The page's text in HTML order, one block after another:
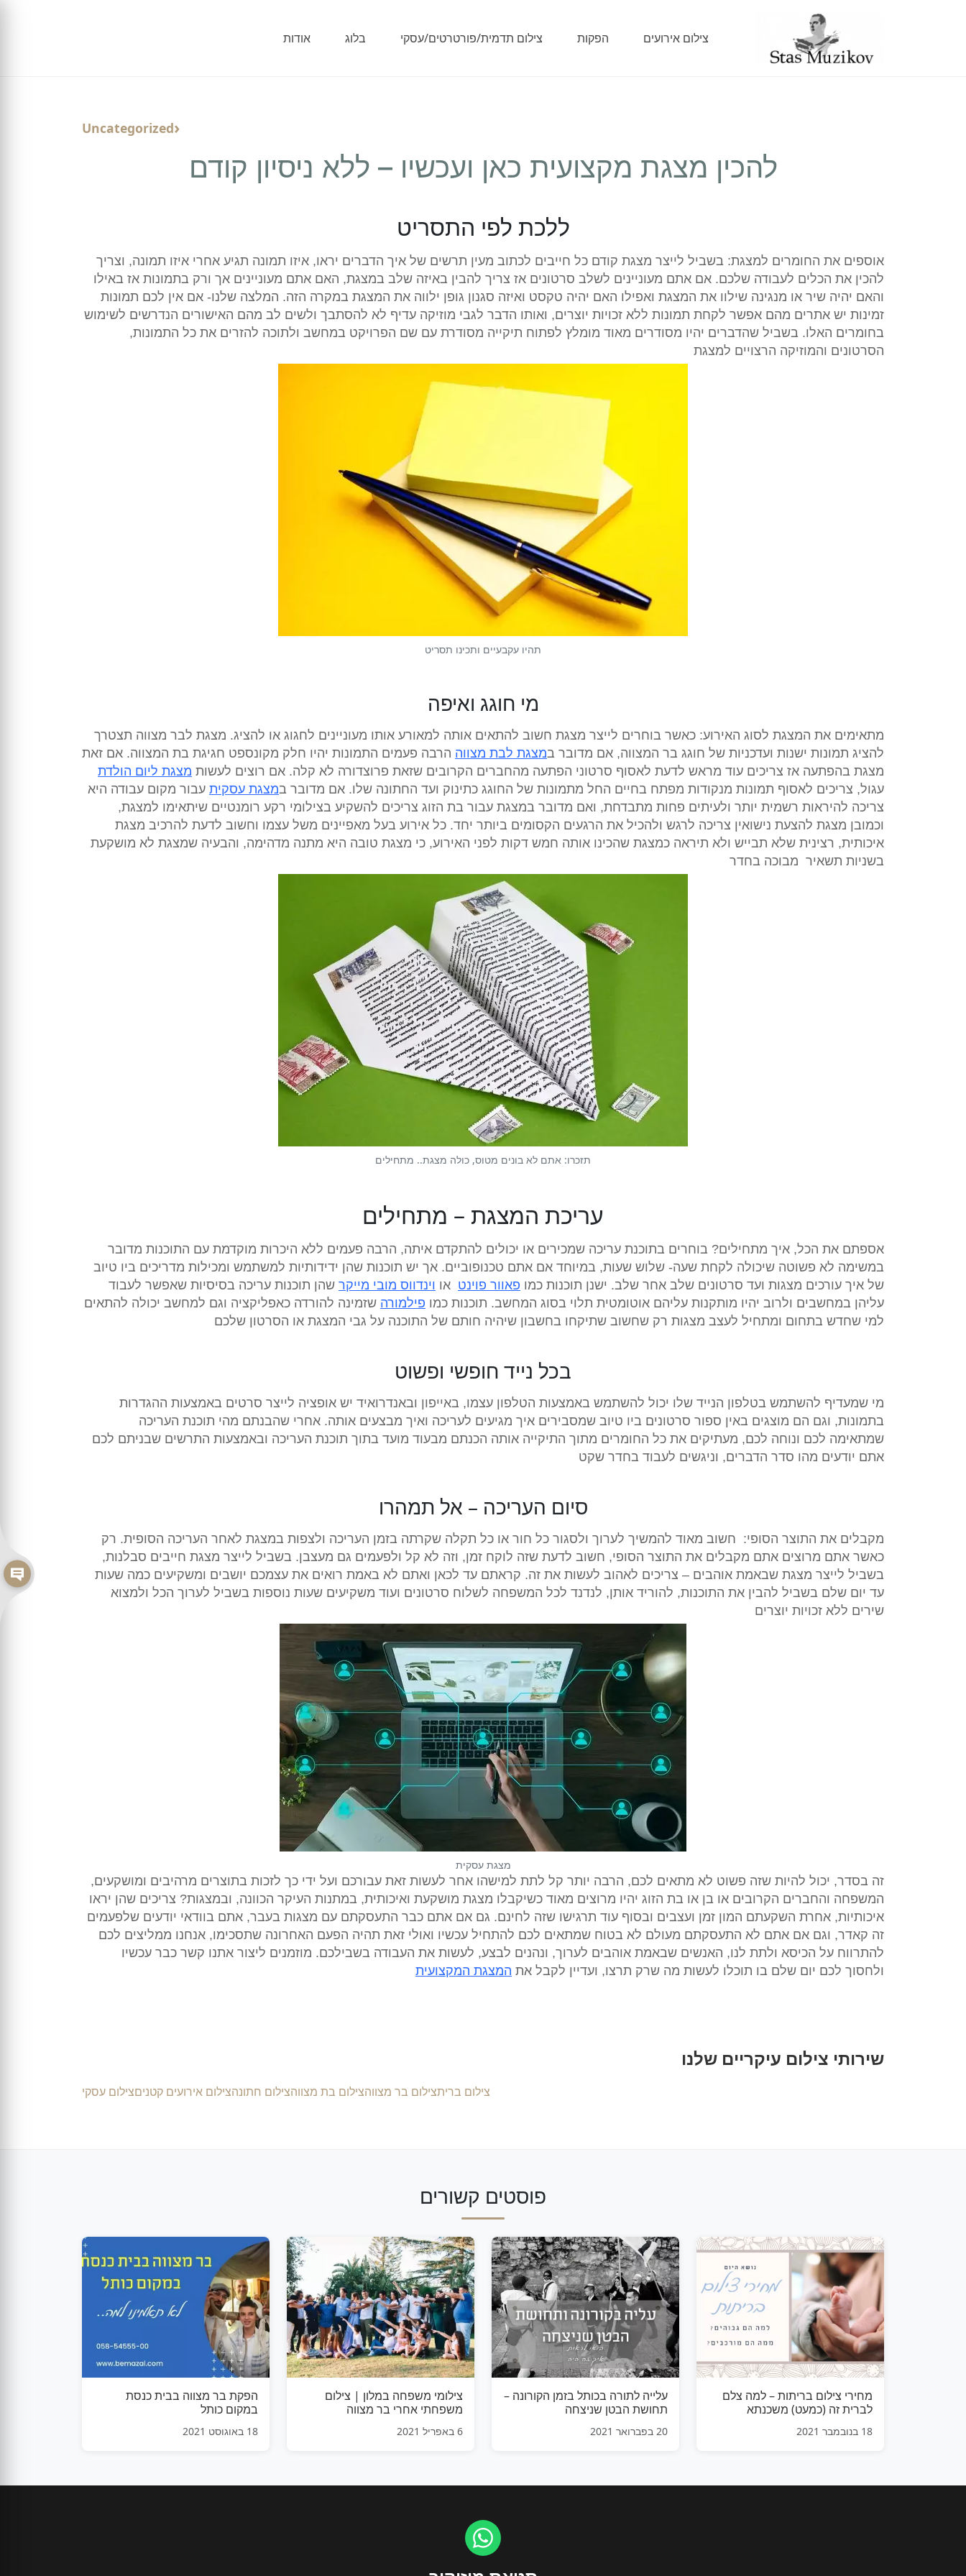
צילום אירועים הפקות צילום תדמית/פורטרטים/עסקי בלוג אודות
Uncategorized
להכין מצגת מקצועית כאן ועכשיו – ללא ניסיון קודם
ללכת לפי התסריט
אוספים את החומרים למצגת: בשביל לייצר מצגת קודם כל חייבים לכתוב מעין תרשים של איך הדברים יראו, איזו תמונה תגיע אחרי איזו תמונה, וצריך
להכין את הכלים לעבודה שלכם. אם אתם מעוניינים לשלב סרטונים אז צריך להבין באיזה שלב במצגת, האם אתם מעוניינים אך ורק בתמונות אז באילו
והאם יהיה שיר או מנגינה שילוו את המצגת ואפילו האם יהיה טקסט ואיזה סגנון גופן ילווה את המצגת במקרה הזה. המלצה שלנו- אם אין לכם תמונות
זמינות יש אתרים מהם אפשר לקחת תמונות ללא זכויות יוצרים, ואותו הדבר לגבי מוזיקה עדיף לא להסתבך ולשים לב מהם האישורים הנדרשים לשימוש
בחומרים האלו. בשביל שהדברים יהיו מסודרים מאוד מומלץ לפתוח תיקייה מסודרת עם שם הפרויקט במחשב ולתוכה להזרים את כל התמונות,
הסרטונים והמוזיקה הרצויים למצגת
תהיו עקבעיים ותכינו תסריט
מי חוגג ואיפה
מתאימים את המצגת לסוג האירוע: כאשר בוחרים לייצר מצגת חשוב להתאים אותה למאורע אותו מעוניינים לחגוג או להציג. מצגת לבר מצווה תצטרך
להציג תמונות ישנות ועדכניות של חוגג בר המצווה, אם מדובר במצגת לבת מצווה הרבה פעמים התמונות יהיו חלק מקונספט חגיגת בת המצווה. אם זאת
מצגת בהפתעה אז צריכים עוד מראש לדעת לאסוף סרטוני הפתעה מהחברים הקרובים שזאת פרוצדורה לא קלה. אם רוצים לעשות מצגת ליום הולדת
עגול, צריכים לאסוף תמונות מנקודות מפתח בחיים החל מתמונות של החוגג כתינוק ועד החתונה שלו. אם מדובר במצגת עסקית עבור מקום עבודה היא
צריכה להיראות רשמית יותר ולעיתים פחות מתבדחת, ואם מדובר במצגת עבור בת הזוג צריכים להשקיע בצילומי רקע רומנטיים שיתאימו למצגת,
וכמובן מצגת להצעת נישואין צריכה לרגש ולהכיל את הרגעים הקסומים ביותר יחד. כל אירוע בעל מאפיינים משל עצמו וחשוב לדעת להרכיב מצגת
איכותית, רצינית שלא תבייש ולא תיראה כמצגת שהכינו אותה חמש דקות לפני האירוע, כי מצגת טובה היא מתנה מדהימה, והבעיה שמצגת לא מושקעת
בשניות תשאיר מבוכה בחדר
תזכרו: אתם לא בונים מטוס, כולה מצגת.. מתחילים
עריכת המצגת – מתחילים
אספתם את הכל, איך מתחילים? בוחרים בתוכנת עריכה שמכירים או יכולים להתקדם איתה, הרבה פעמים ללא היכרות מוקדמת עם התוכנות מדובר
במשימה לא פשוטה שיכולה לקחת שעה- שלוש שעות, במיוחד אם אתם טכנופוביים. אך יש תוכנות שהן ידידותיות למשתמש ומכילות מדריכים ביו טיוב
של איך עורכים מצגות ועד סרטונים שלב אחר שלב. ישנן תוכנות כמו פאוור פוינט או וינדווס מובי מייקר שהן תוכנות עריכה בסיסיות שאפשר לעבוד
עליהן במחשבים ולרוב יהיו מותקנות עליהם אוטומטית תלוי בסוג המחשב. תוכנות כמו פילמורה שזמינה להורדה כאפליקציה וגם למחשב יכולה להתאים
למי שחדש בתחום ומתחיל לעצב מצגות רק שחשוב שתיקחו בחשבון שיהיה חותם של התוכנה על גבי המצגת או הסרטון שלכם
בכל נייד חופשי ופשוט
מי שמעדיף להשתמש בטלפון הנייד שלו יכול להשתמש באמצעות הטלפון עצמו, באייפון ובאנדרואיד יש אופציה לייצר סרטים באמצעות ההגדרות
בתמונות, וגם הם מוצגים באין ספור סרטונים ביו טיוב שמסבירים איך מגיעים לעריכה ואיך מבצעים אותה. אחרי שהבנתם מהי תוכנת העריכה
שמתאימה לכם ונוחה לכם, מעתיקים את כל החומרים מתוך התיקייה אותה הכנתם מבעוד מועד בתוך תוכנת העריכה ובאמצעות התרשים שבניתם לכם
אתם יודעים מהו סדר הדברים, וניגשים לעבוד בחדר שקט
סיום העריכה – אל תמהרו
מקבלים את התוצר הסופי: חשוב מאוד להמשיך לערוך ולסגור כל חור או כל תקלה שקרתה בזמן העריכה ולצפות במצגת לאחר העריכה הסופית. רק
כאשר אתם מרוצים אתם מקבלים את התוצר הסופי, חשוב לדעת שזה לוקח זמן, וזה לא קל ולפעמים גם מעצבן. בשביל לייצר מצגת חייבים סבלנות,
בשביל לייצר מצגת שבאמת אוהבים – צריכים לאהוב לעשות את זה. קראתם עד לכאן ואתם לא באמת רואים את עצמכם יושבים ומשקיעים כמה שעות
עד יום שלם בשביל להבין את התוכנות, להוריד אותן, לנדנד לכל המשפחה לשלוח סרטונים ועוד משקיעים שעות נוספות בשביל לערוך הכל ולמצוא
שירים ללא זכויות יוצרים
מצגת עסקית
זה בסדר, יכול להיות שזה פשוט לא מתאים לכם, הרבה יותר קל לתת למישהו אחר לעשות זאת עבורכם ועל ידי כך לזכות בתוצרים מרהיבים ומושקעים,
המשפחה והחברים הקרובים או בן או בת הזוג יהיו מרוצים מאוד כשיקבלו מצגת מושקעת ואיכותית, במתנות העיקר הכוונה, ובמצגות? צריכים שהן יראו
איכותיות, אחרת השקעתם המון זמן ועצבים ובסוף עוד תרגישו שזה לחינם. גם אם אתם כבר התעסקתם עם מצגות בעבר, אתם בוודאי יודעים שלפעמים
זה קאדר, וגם אם אתם לא התעסקתם מעולם לא בטוח שמתאים לכם להתחיל עכשיו ואולי זאת תהיה הפעם האחרונה שתסכימו, אנחנו ממליצים לכם
להתרווח על הכיסא ולתת לנו, האנשים שבאמת אוהבים לערוך, ונהנים לבצע, לעשות את העבודה בשבילכם. מוזמנים ליצור אתנו קשר כבר עכשיו
ולחסוך לכם יום שלם בו תוכלו לעשות מה שרק תרצו, ועדיין לקבל את המצגת המקצועית
שירותי צילום עיקריים שלנו
צילום בריתצילום בר מצווהצילום בת מצווהצילום חתונהצילום אירועים קטניםצילום עסקי
פוסטים קשורים
מחירי צילום בריתות – למה צלם
לברית זה (כמעט) משכנתא
18 בנובמבר 2021
עלייה לתורה בכותל בזמן הקורונה –
תחושת הבטן שניצחה
20 בפברואר 2021
צילומי משפחה במלון | צילום
משפחתי אחרי בר מצווה
6 באפריל 2021
הפקת בר מצווה בבית כנסת
במקום כותל
18 באוגוסט 2021